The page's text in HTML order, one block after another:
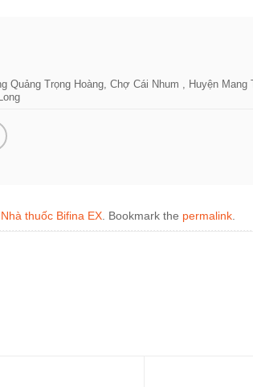
Quảng Trọng Hoàng, Chợ Cái Nhum , Huyện Mang
Nhà thuốc Bifina EX . Bookmark the permalink